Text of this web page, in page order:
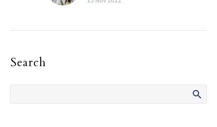
president of the U.S.
Search